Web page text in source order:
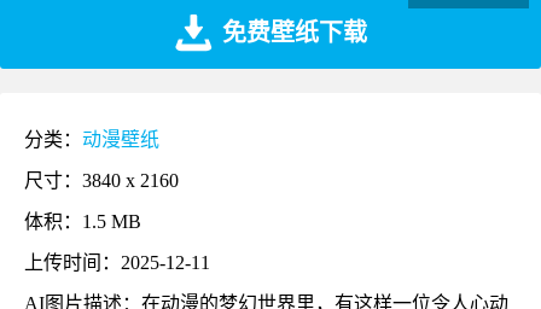
免费壁纸下载
分类： 动漫壁纸
尺寸：3840 x 2160
体积：1.5 MB
上传时间：2025-12-11
AI图片描述：在动漫的梦幻世界里，有这样一位令人心动